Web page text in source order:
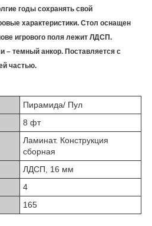
годы сохранять свой
характеристики. Стол оснащен
игрового поля лежит ЛДСП.
– темный анкор. Поставляется с
верхней частью.
Пирамида/ Пул
8 фт
Ламинат. Конструкция
сборная
ЛДСП, 16 мм
4
165